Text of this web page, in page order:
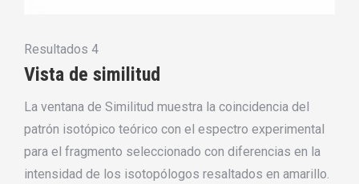
Resultados 4
Vista de similitud
La ventana de Similitud muestra la coincidencia del
patrón isotópico teórico con el espectro experimental
para el fragmento seleccionado con diferencias en la
intensidad de los isotopólogos resaltados en amarillo.